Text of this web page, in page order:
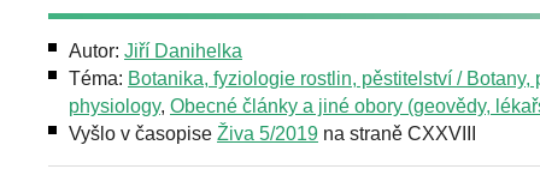
Autor: Jiří Danihelka
Téma: Botanika, fyziologie rostlin, pěstitelství / Botany,
physiology, Obecné články a jiné obory (geovědy,
Vyšlo v časopise Živa 5/2019 na straně CXXVIII